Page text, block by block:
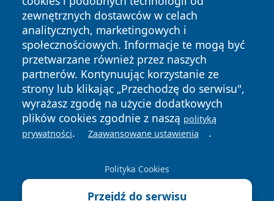
zewnętrznych dostawców w celach
analitycznych, marketingowych i
społecznościowych. Informacje te mogą być
przetwarzane również przez naszych
partnerów. Kontynuując korzystanie ze
strony lub klikając „Przechodzę do serwisu",
wyrażasz zgodę na użycie dodatkowych
plików cookies zgodnie z naszą polityką
prywatności. Zaawansowane ustawienia .
Polityka Cookies
Przejdź do serwisu
Copyright © 2026 raciborski24.pl Wszystkie prawa
zastrzeżone.
News Autorzy
Polityka
Prywatności
Polityka
Cookies